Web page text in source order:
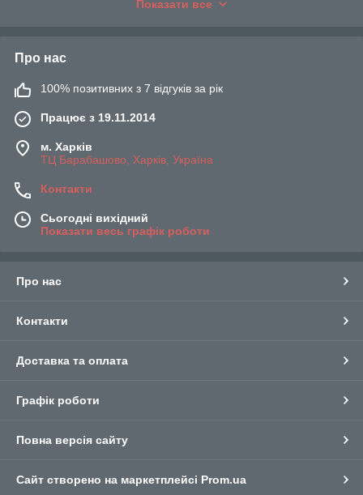
якісних нешкідливих матеріалів, а відповідно прослужать
нагоді в період консервації, коли необхідно очистити багато
на очищення ягід.
Оптовий інтернет-магазин товарів для дому AYD пропонує
придбати все, що необхідно для обладнання сучасної кухні
за доступними цінами. У нашому каталозі представлений
широкий асортимент приладдя, а також доставка замовлення
Новою поштою.
Показати все
Про нас
100% позитивних з 7 відгуків за рік
Працює з 19.11.2014
м. Харків
ТЦ Барабашово, Харків, Україна
Контакти
Сьогодні вихідний
Показати весь графік роботи
Про нас
Контакти
Доставка та оплата
Графік роботи
Повна версія сайту
Сайт створено на маркетплейсі Prom.ua